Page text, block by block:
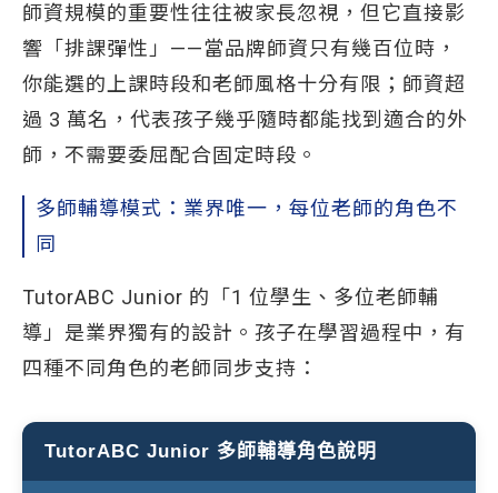
師資規模的重要性往往被家長忽視，但它直接影
響「排課彈性」——當品牌師資只有幾百位時，
你能選的上課時段和老師風格十分有限；師資超
過 3 萬名，代表孩子幾乎隨時都能找到適合的外
師，不需要委屈配合固定時段。
多師輔導模式：業界唯一，每位老師的角色不
同
TutorABC Junior 的「1 位學生、多位老師輔
導」是業界獨有的設計。孩子在學習過程中，有
四種不同角色的老師同步支持：
TutorABC Junior 多師輔導角色說明